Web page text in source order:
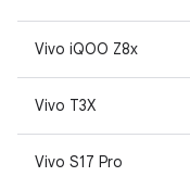
Vivo iQOO Z8x
Vivo T3X
Vivo S17 Pro